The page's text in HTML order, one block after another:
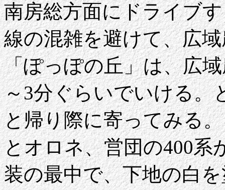
南房総方面にドライブ
線の混雑を避けて、広
「ぽっぽの丘」は、広
～3分ぐらいでいける。
と帰り際に寄ってみる
とオロネ、営団の400系
装の最中で、下地の白